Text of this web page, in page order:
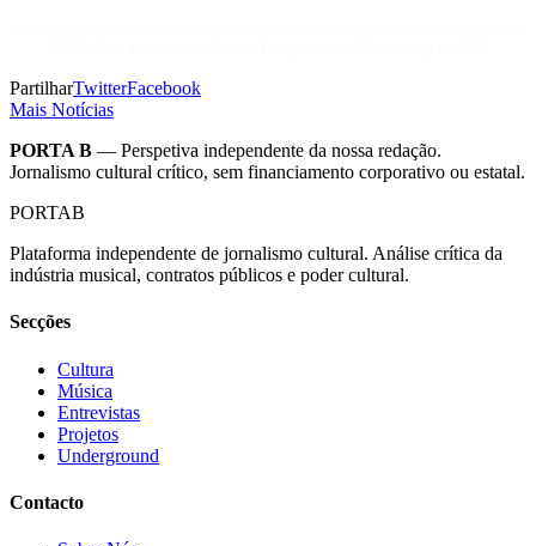
PartilharTwitterFacebook
Mais Notícias
PORTA B — Perspetiva independente da nossa redação.
Jornalismo cultural crítico, sem financiamento corporativo ou estatal.
PORTAB
Plataforma independente de jornalismo cultural. Análise crítica da
indústria musical, contratos públicos e poder cultural.
Secções
Cultura
Música
Entrevistas
Projetos
Underground
Contacto